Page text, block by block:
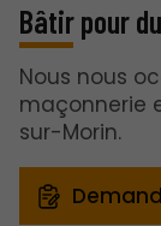
Bâtir pour
Nous nous
maçonnerie
sur-Morin.